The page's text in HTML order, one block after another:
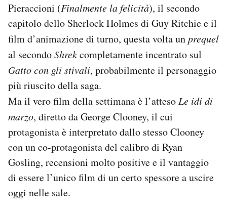
SHOP
AREA PERSONALE
Area Personale
Newsletter
Notifiche mobile
Hai bisogno di aiuto?
Esci
Pieraccioni (Finalmente la felicità), il secondo
capitolo dello Sherlock Holmes di Guy Ritchie e il
film d’animazione di turno, questa volta unprequel
al secondoShrekcompletamente incentrato sul
Gatto con gli stivali, probabilmente il personaggio
più riuscito della saga.
Ma il vero film della settimana è l’attesoLe idi di
marzo, diretto da George Clooney, il cui
protagonista è interpretato dallo stesso Clooney
con un co-protagonista del calibro di Ryan
Gosling, recensioni molto positive e il vantaggio
di essere l’unico film di un certo spessore a uscire
oggi nelle sale.